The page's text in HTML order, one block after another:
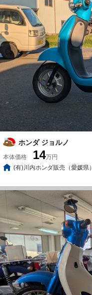
ホンダ ジョルノ
本体価格 14万円
(有)川内ホンダ販売（愛媛県）